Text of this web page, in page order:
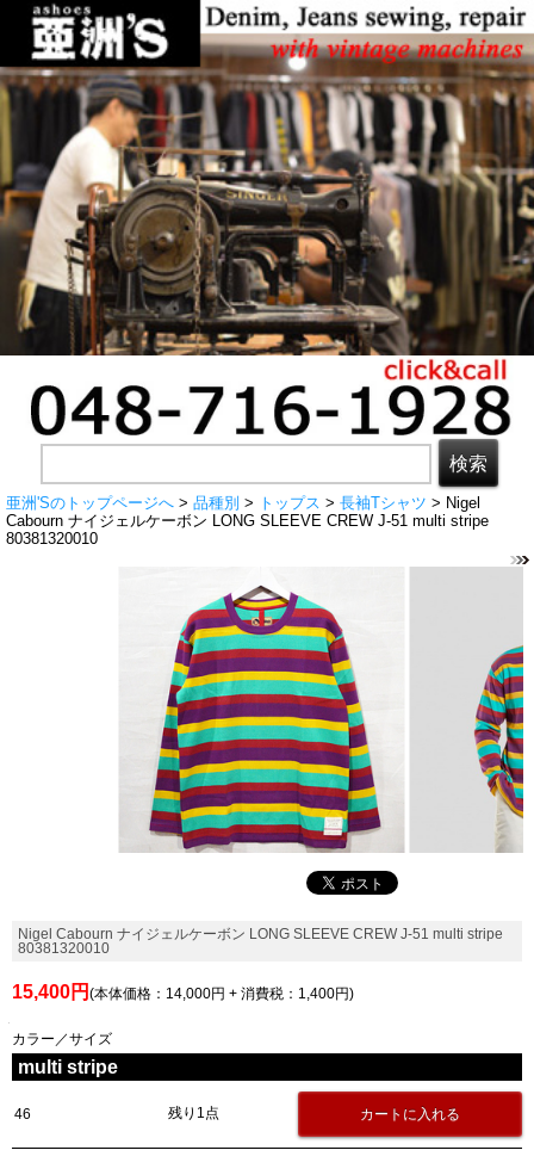
亜洲'Sのトップページへ > 品種別 > トップス > 長袖Tシャツ > Nigel
Cabourn ナイジェルケーボン LONG SLEEVE CREW J-51 multi stripe
80381320010
Nigel Cabourn ナイジェルケーボン LONG SLEEVE CREW J-51 multi stripe
80381320010
15,400円 (本体価格：14,000円 + 消費税：1,400円)
カラー／サイズ
multi stripe
46 残り1点